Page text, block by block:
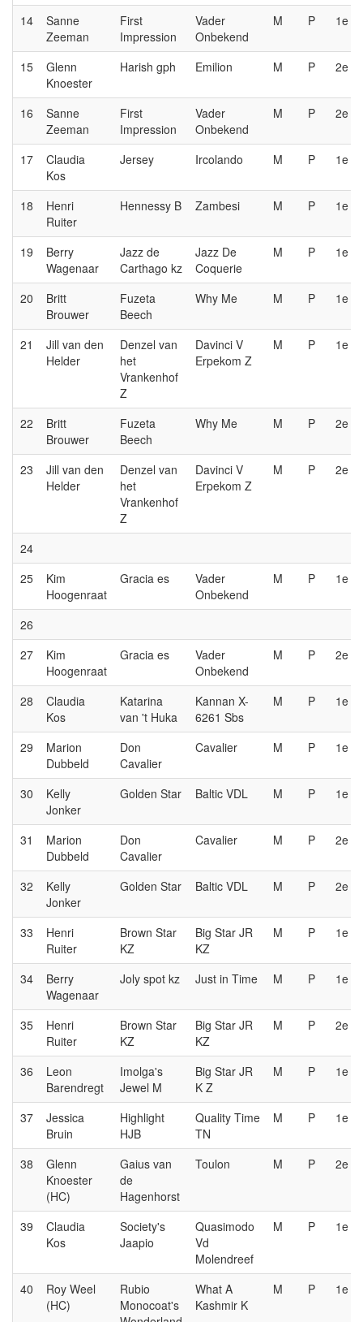
14
Sanne
Zeeman
First
Impression
Vader
Onbekend
M P 1e
15
Glenn
Knoester
Harish gph Emilion M P 2e
16
Sanne
Zeeman
First
Impression
Vader
Onbekend
M P 2e
17
Claudia
Kos
Jersey Ircolando M P 1e
18
Henri
Ruiter
Hennessy B Zambesi M P 1e
19
Berry
Wagenaar
Jazz de
Carthago kz
Jazz De
Coquerie
M P 1e
20
Britt
Brouwer
Fuzeta
Beech
Why Me M P 1e
21
Jill van den
Helder
Denzel van
het
Vrankenhof
Z
Davinci V
Erpekom Z
M P 1e
22
Britt
Brouwer
Fuzeta
Beech
Why Me M P 2e
23
Jill van den
Helder
Denzel van
het
Vrankenhof
Z
Davinci V
Erpekom Z
M P 2e
24
25
Kim
Hoogenraat
Gracia es
Vader
Onbekend
M P 1e
26
27
Kim
Hoogenraat
Gracia es
Vader
Onbekend
M P 2e
28
Claudia
Kos
Katarina
van 't Huka
Kannan X-
6261 Sbs
M P 1e
29
Marion
Dubbeld
Don
Cavalier
Cavalier M P 1e
30
Kelly
Jonker
Golden Star Baltic VDL M P 1e
31
Marion
Dubbeld
Don
Cavalier
Cavalier M P 2e
32
Kelly
Jonker
Golden Star Baltic VDL M P 2e
33
Henri
Ruiter
Brown Star
KZ
Big Star JR
KZ
M P 1e
34
Berry
Wagenaar
Joly spot kz Just in Time M P 1e
35
Henri
Ruiter
Brown Star
KZ
Big Star JR
KZ
M P 2e
36
Leon
Barendregt
Imolga's
Jewel M
Big Star JR
K Z
M P 1e
37
Jessica
Bruin
Highlight
HJB
Quality Time
TN
M P 1e
38
Glenn
Knoester
(HC)
Gaius van
de
Hagenhorst
Toulon M P 2e
39
Claudia
Kos
Society's
Jaapio
Quasimodo
Vd
Molendreef
M P 1e
40
Roy Weel
(HC)
Rubio
Monocoat's
What A
Kashmir K
M P 1e